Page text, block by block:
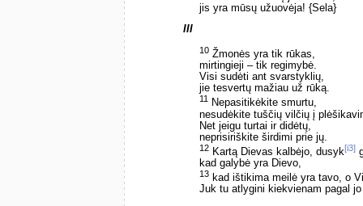
jis yra mūsų užuovėja! {Sela}
III
10 Žmonės yra tik rūkas,
mirtingieji – tik regimybė.
Visi sudėti ant svarstyklių,
jie tesvertų mažiau už rūką.
11
Nepasitikėkite smurtu,
nesudėkite tuščių vilčių į
Net jeigu turtai ir didėtų,
neprisiriškite širdimi prie jų.
12 Kartą Dievas kalbėjo, dusyk[i3]
kad galybė yra Dievo,
13 kad ištikima meilė yra tavo, o
Juk tu atlygini kiekvienam pagal